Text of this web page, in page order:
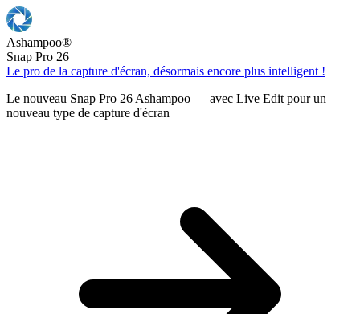
Ashampoo®
Snap Pro 26
Le pro de la capture d'écran, désormais encore plus intelligent !
Le nouveau Snap Pro 26 Ashampoo — avec Live Edit pour un
nouveau type de capture d'écran